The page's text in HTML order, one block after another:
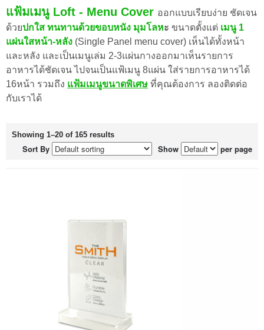
แฟ้มเมนู Loft - Menu Cover ออกแบบเรียบง่าย ชัดเจน
ด้วยปกใส ทนทานด้วยขอบหนัง มุมโลหะ ขนาดตั้งแต่ เมนู 1
แผ่นใสหน้า-หลัง (Single Panel menu cover) เห็นได้ทั้งหน้า
และหลัง และเป็นเมนูเล่ม 2-3แผ่นกางออกมาเห็นรายการ
อาหารได้ชัดเจน ไปจนเป็นแฟ้เมนู 8แผ่น ใส่รายการอาหารได้
16หน้า รวมถึง แฟ้มเมนูขนาดพิเศษ ที่คุณต้องการ ลองติดต่อ
กับเราได้
Showing 1–20 of 165 results
Sort By Show per page